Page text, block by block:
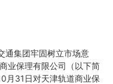
通集团牢固树立市场意
业保理有限公司（以下简
月31日对天津轨道商业保